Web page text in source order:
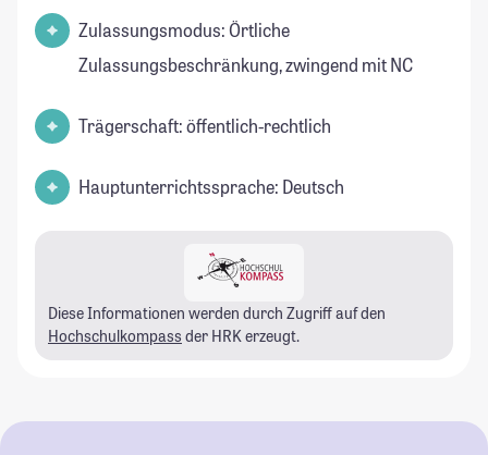
Zulassungsmodus: Örtliche
Zulassungsbeschränkung, zwingend mit NC
Trägerschaft: öffentlich-rechtlich
Hauptunterrichtssprache: Deutsch
Diese Informationen werden durch Zugriff auf den
Hochschulkompass der HRK erzeugt.